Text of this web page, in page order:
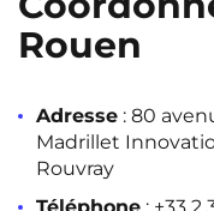
Rouen
Adresse : 80
Madrillet
Rouvray